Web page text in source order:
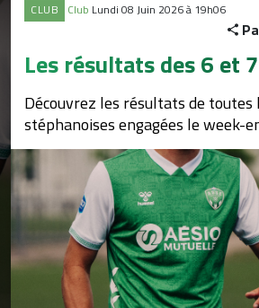
CLUB Club Lundi 08 Juin 2026 à 19h06
Les résultats des 6 et
Découvrez les résultats de toutes
stéphanoises engagées le week-